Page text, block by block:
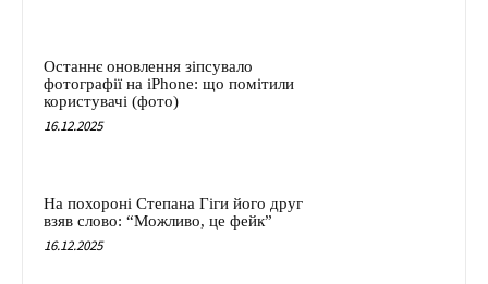
Останнє оновлення зіпсувало
фотографії на iPhone: що помітили
користувачі (фото)
16.12.2025
На похороні Степана Гіги його друг
взяв слово: “Можливо, це фейк”
16.12.2025